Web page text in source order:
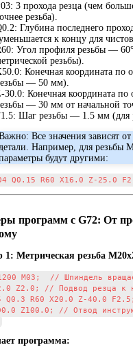
3 прохода резца (чем
резьба).
Глубина последнего
к концу для
Угол профиля резьбы —
резьбы).
Конечная координата по
— 50 мм).
30.0: Конечная координата по
— 30 мм от начальной
Шаг резьбы — 1.5 мм (для
Все значения зависят от
Например, для резьбы
будут другими:
программ с G72: От
Метрическая резьба
M03;  // Шпиндель
Z2.0; // Подвод резца к
Q0.3 R60 X20.0 Z-40.0
Z100.0; // Отвод
программа: